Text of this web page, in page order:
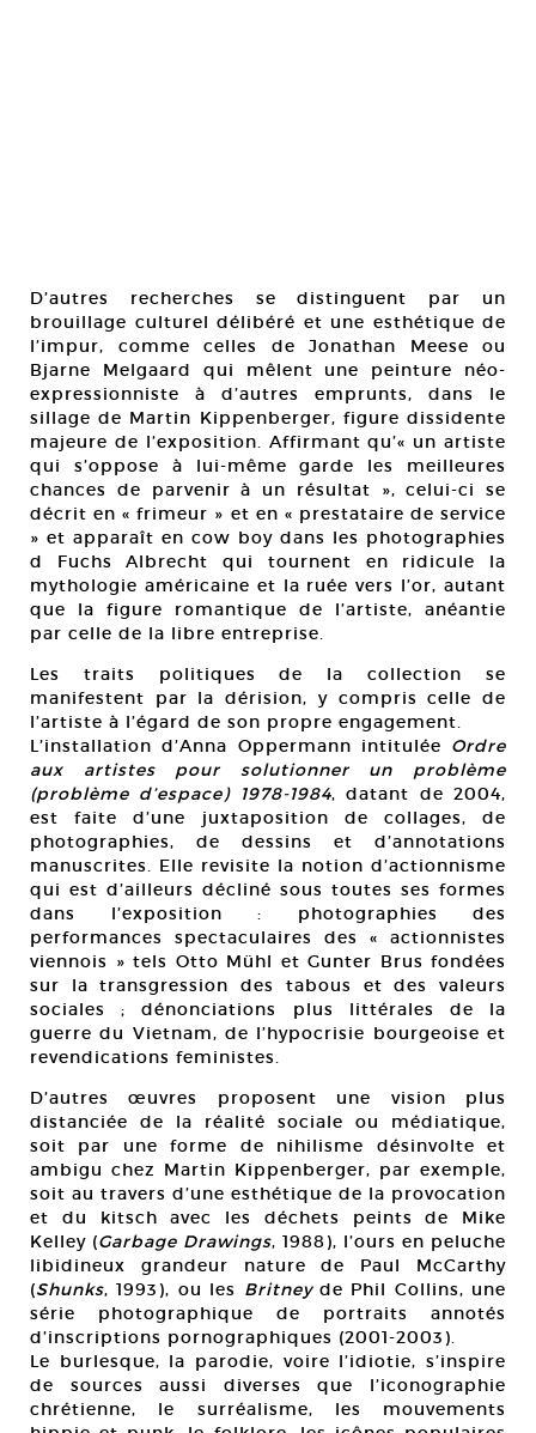
D’autres recherches se distinguent par un
brouillage culturel délibéré et une esthétique de
l’impur, comme celles de Jonathan Meese ou
Bjarne Melgaard qui mêlent une peinture néo-
expressionniste à d’autres emprunts, dans le
sillage de Martin Kippenberger, figure dissidente
majeure de l’exposition. Affirmant qu’« un artiste
qui s’oppose à lui-même garde les meilleures
chances de parvenir à un résultat », celui-ci se
décrit en « frimeur » et en « prestataire de service
» et apparaît en cow boy dans les photographies
d Fuchs Albrecht qui tournent en ridicule la
mythologie américaine et la ruée vers l’or, autant
que la figure romantique de l’artiste, anéantie
par celle de la libre entreprise.
Les traits politiques de la collection se
manifestent par la dérision, y compris celle de
l’artiste à l’égard de son propre engagement.
L’installation d’Anna Oppermann intitulée Ordre
aux artistes pour solutionner un problème
(problème d’espace) 1978-1984, datant de 2004,
est faite d’une juxtaposition de collages, de
photographies, de dessins et d’annotations
manuscrites. Elle revisite la notion d’actionnisme
qui est d’ailleurs décliné sous toutes ses formes
dans l’exposition : photographies des
performances spectaculaires des « actionnistes
viennois » tels Otto Mühl et Gunter Brus fondées
sur la transgression des tabous et des valeurs
sociales ; dénonciations plus littérales de la
guerre du Vietnam, de l’hypocrisie bourgeoise et
revendications feministes.
D’autres œuvres proposent une vision plus
distanciée de la réalité sociale ou médiatique,
soit par une forme de nihilisme désinvolte et
ambigu chez Martin Kippenberger, par exemple,
soit au travers d’une esthétique de la provocation
et du kitsch avec les déchets peints de Mike
Kelley (Garbage Drawings, 1988), l’ours en peluche
libidineux grandeur nature de Paul McCarthy
(Shunks, 1993), ou les Britneyde Phil Collins, une
série photographique de portraits annotés
d’inscriptions pornographiques (2001-2003).
Le burlesque, la parodie, voire l’idiotie, s’inspire
de sources aussi diverses que l’iconographie
chrétienne, le surréalisme, les mouvements